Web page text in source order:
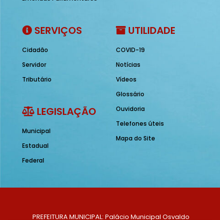
SERVIÇOS
Cidadão
Servidor
Tributário
LEGISLAÇÃO
Municipal
Estadual
Federal
UTILIDADE
COVID-19
Notícias
Vídeos
Glossário
Ouvidoria
Telefones úteis
Mapa do Site
PREFEITURA MUNICIPAL: Palácio Municipal Osvaldo